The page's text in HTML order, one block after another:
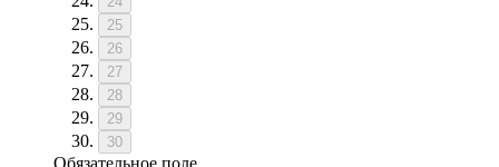
25
26
27
28
29
30
Обязательное поле